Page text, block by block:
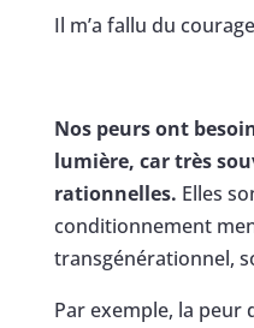
Il m’a fallu du
Nos peurs ont
lumière, car très
rationnelles. Elles
conditionnement
transgénérationnel,
Par exemple, la peur